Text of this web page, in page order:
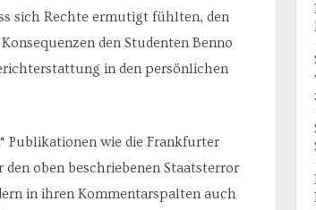
sich Rechte ermutigt fühlten, den
den Studenten Benno
in den persönlichen
Publikationen wie die Frankfurter
oben beschriebenen Staatsterror
in ihren Kommentarspalten auch